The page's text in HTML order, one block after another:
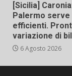
[Sicilia]
Palermo
efficienti.
variazione di
6 Agosto 2026